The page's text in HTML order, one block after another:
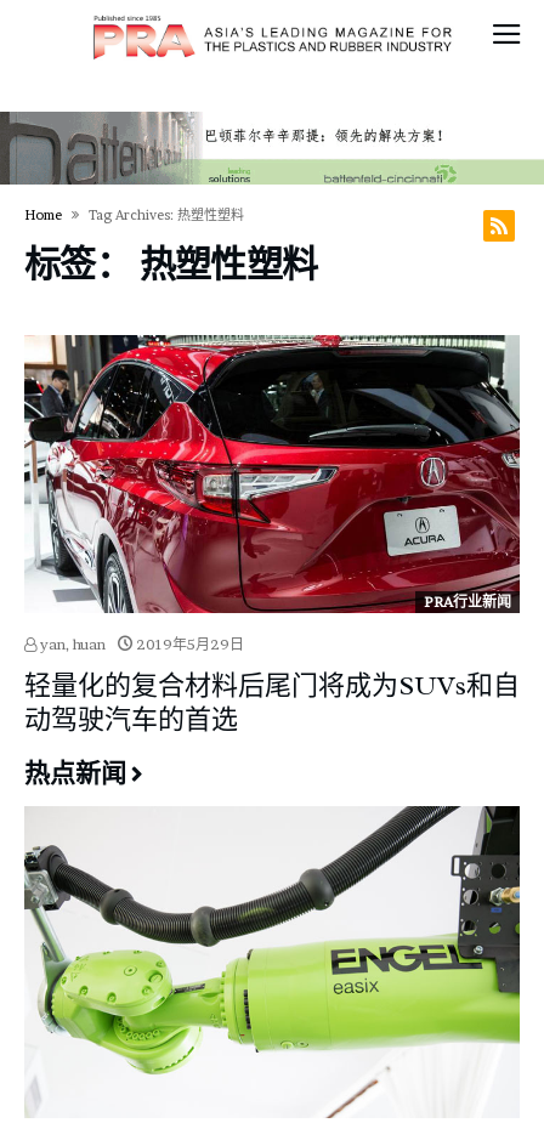
Home Tag Archives: 热塑性塑料
标签： 热塑性塑料
PRA行业新闻
yan, huan 2019年5月29日
轻量化的复合材料后尾门将成为SUVs和自
动驾驶汽车的首选
热点新闻